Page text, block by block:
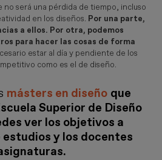
no será una pérdida de tiempo, incluso
en los diseños. Por una parte,
a ellos. Por otra, podemos
para hacer las cosas de forma
estar al día y pendiente de los
como es el de diseño.
másters en diseño que
Superior de Diseño
ver los objetivos a
estudios y los docentes